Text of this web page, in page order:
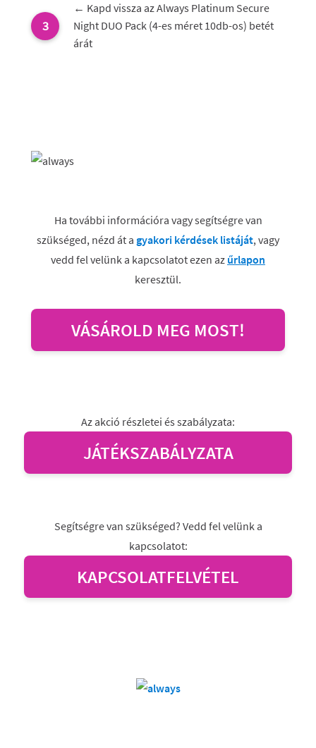
← Kapd vissza az Always Platinum Secure
Night DUO Pack (4-es méret 10db-os) betét
árát
Ha további információra vagy segítségre van
szükséged, nézd át a gyakori kérdések listáját, vagy
vedd fel velünk a kapcsolatot ezen az űrlapon
keresztül.
VÁSÁROLD MEG MOST!
Az akció részletei és szabályzata:
JÁTÉKSZABÁLYZATA
Segítségre van szükséged? Vedd fel velünk a
kapcsolatot:
KAPCSOLATFELVÉTEL